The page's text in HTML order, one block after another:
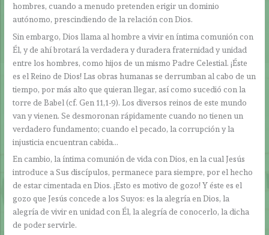
hombres, cuando a menudo pretenden erigir un dominio
autónomo, prescindiendo de la relación con Dios.
Sin embargo, Dios llama al hombre a vivir en íntima comunión con
Él, y de ahí brotará la verdadera y duradera fraternidad y unidad
entre los hombres, como hijos de un mismo Padre Celestial. ¡Éste
es el Reino de Dios! Las obras humanas se derrumban al cabo de un
tiempo, por más alto que quieran llegar, así como sucedió con la
torre de Babel (cf. Gen 11,1-9). Los diversos reinos de este mundo
van y vienen. Se desmoronan rápidamente cuando no tienen un
verdadero fundamento; cuando el pecado, la corrupción y la
injusticia encuentran cabida…
En cambio, la íntima comunión de vida con Dios, en la cual Jesús
introduce a Sus discípulos, permanece para siempre, por el hecho
de estar cimentada en Dios. ¡Esto es motivo de gozo! Y éste es el
gozo que Jesús concede a los Suyos: es la alegría en Dios, la
alegría de vivir en unidad con Él, la alegría de conocerlo, la dicha
de poder servirle.